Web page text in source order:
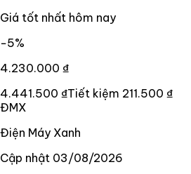
Giá tốt nhất hôm nay
−5%
4.230.000 ₫
4.441.500 ₫Tiết kiệm 211.500 ₫
ĐMX
Điện Máy Xanh
Cập nhật 03/08/2026